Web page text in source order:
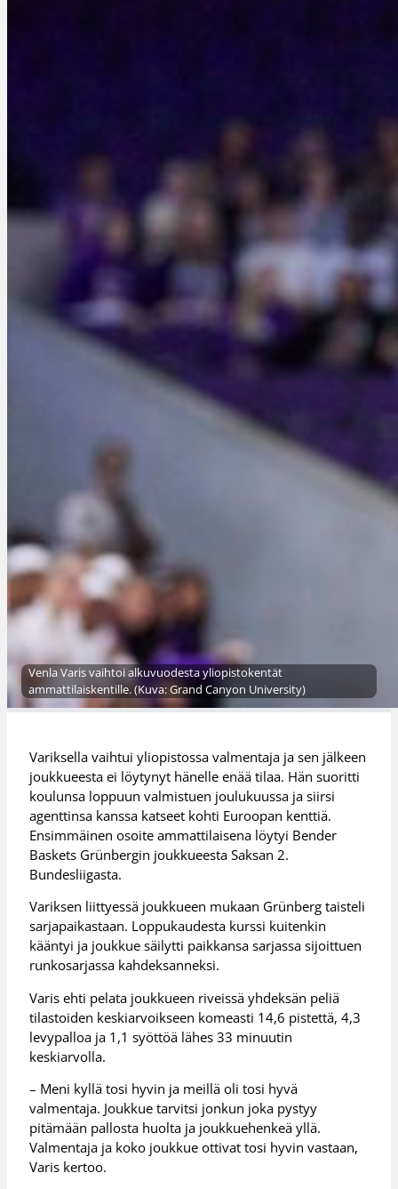
Venla Varis vaihtoi alkuvuodesta yliopistokentät
ammattilaiskentille. (Kuva: Grand Canyon University)
Variksella vaihtui yliopistossa valmentaja ja sen jälkeen
joukkueesta ei löytynyt hänelle enää tilaa. Hän suoritti
koulunsa loppuun valmistuen joulukuussa ja siirsi
agenttinsa kanssa katseet kohti Euroopan kenttiä.
Ensimmäinen osoite ammattilaisena löytyi Bender
Baskets Grünbergin joukkueesta Saksan 2.
Bundesliigasta.
Variksen liittyessä joukkueen mukaan Grünberg taisteli
sarjapaikastaan. Loppukaudesta kurssi kuitenkin
kääntyi ja joukkue säilytti paikkansa sarjassa sijoittuen
runkosarjassa kahdeksanneksi.
Varis ehti pelata joukkueen riveissä yhdeksän peliä
tilastoiden keskiarvoikseen komeasti 14,6 pistettä, 4,3
levypalloa ja 1,1 syöttöä lähes 33 minuutin
keskiarvolla.
– Meni kyllä tosi hyvin ja meillä oli tosi hyvä
valmentaja. Joukkue tarvitsi jonkun joka pystyy
pitämään pallosta huolta ja joukkuehenkeä yllä.
Valmentaja ja koko joukkue ottivat tosi hyvin vastaan,
Varis kertoo.